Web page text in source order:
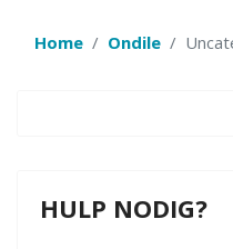
Home Ondile
HULP NODIG?